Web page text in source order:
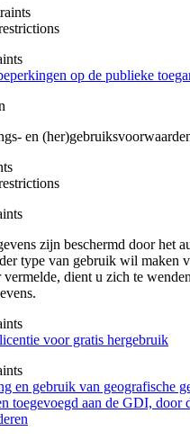
op de publieke
en
zijn beschermd door het
type van gebruik wil maken
vermelde, dient u zich te
voor gratis hergebruik
en gebruik van geografische
toegevoegd aan de GDI, door